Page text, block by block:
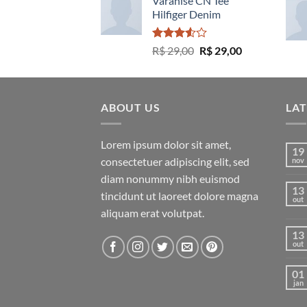
Hilfiger Denim
Avaliação
3.50
de
R$29,00 O
original
R$29,00O
atual
ABOUT US
Lorem ipsum dolor sit amet,
consectetuer adipiscing elit, sed
diam nonummy nibh euismod
tincidunt ut laoreet dolore magna
aliquam erat volutpat.
19
nov
13
out
13
out
01
jan